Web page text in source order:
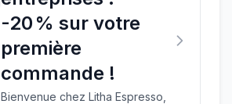
-20 % sur votre
première
commande !
Bienvenue chez Litha Espresso,